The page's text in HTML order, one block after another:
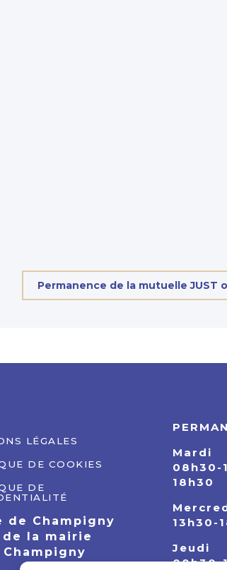
Permanence de la mutuelle JUST
LÉGALES
DE COOKIES
DE
de Champigny
de la mairie
Champigny
Mardi
08h30-
18h30
13h30-
Jeudi
08h30-